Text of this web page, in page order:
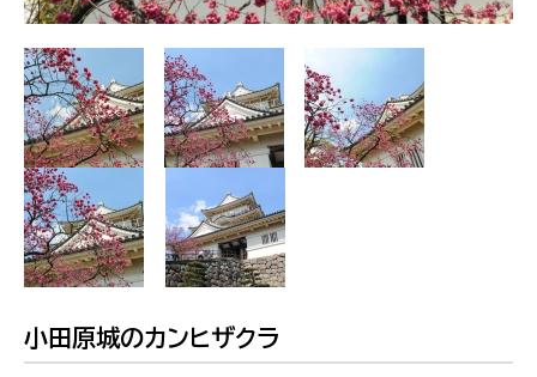
小田原城のカンヒザクラ